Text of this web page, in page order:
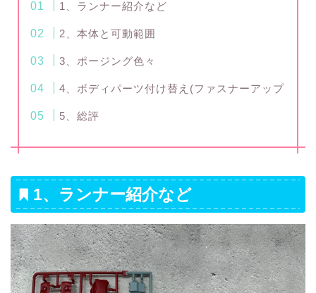
1、ランナー紹介など
2、本体と可動範囲
3、ポージング色々
4、ボディパーツ付け替え(ファスナーアップ
5、総評
1、ランナー紹介など